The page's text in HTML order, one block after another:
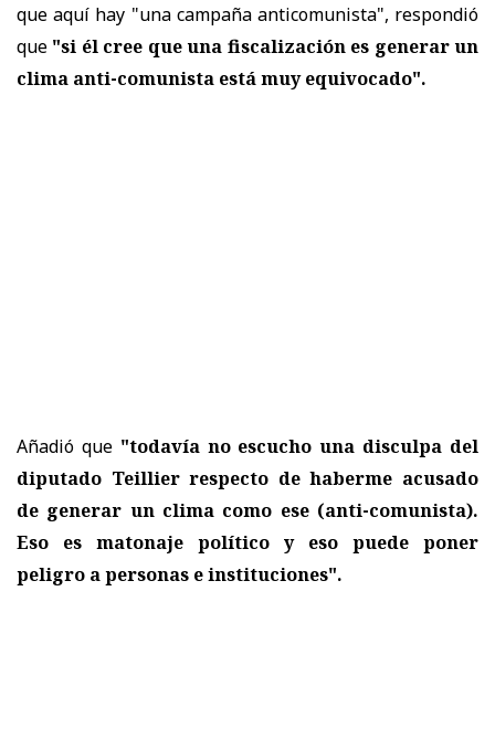
que aquí hay "una campaña anticomunista", respondió
que "si él cree que una fiscalización es generar un
clima anti-comunista está muy equivocado".
Añadió que "todavía no escucho una disculpa del
diputado Teillier respecto de haberme acusado
de generar un clima como ese (anti-comunista).
Eso es matonaje político y eso puede poner
peligro a personas e instituciones".